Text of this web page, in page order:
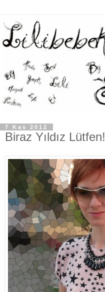
7 Kas 2012
Biraz Yıldız Lütfen!